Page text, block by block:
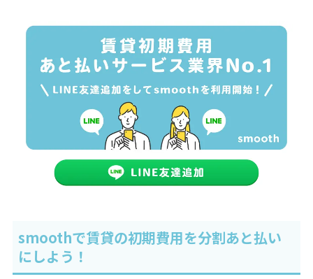
smoothで賃貸の初期費用を分割あと払い
にしよう！